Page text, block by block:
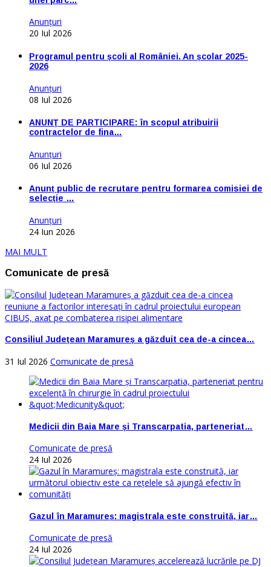
Anunţuri
20 Iul 2026
Programul pentru școli al României. An școlar 2025-
2026
Anunţuri
08 Iul 2026
ANUNŢ DE PARTICIPARE: în scopul atribuirii
contractelor de fina…
Anunţuri
06 Iul 2026
Anunț public de recrutare pentru formarea comisiei de
selecție …
Anunţuri
24 Iun 2026
MAI MULT
Comunicate de presă
Consiliul Județean Maramureș a găzduit cea de-a cincea…
31 Iul 2026 Comunicate de presă
Medicii din Baia Mare și Transcarpatia, parteneriat…
Comunicate de presă
24 Iul 2026
Gazul în Maramureș: magistrala este construită, iar…
Comunicate de presă
24 Iul 2026